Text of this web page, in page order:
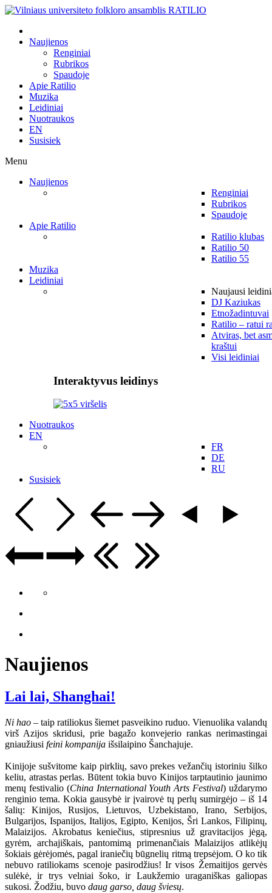
Naujienos
Renginiai
Rubrikos
Spaudoje
Apie Ratilio
Muzika
Leidiniai
Nuotraukos
EN
Susisiek
Menu
Naujienos
Renginiai
Rubrikos
Spaudoje
Apie Ratilio
Ratilio klubas
Ratilio 50
Ratilio 55
Muzika
Leidiniai
Naujausi
DJ Kaziukas
Etnožadintuvai
Ratilio – ratui
Atviras, bet
kraštui
Visi leidiniai
Interaktyvus leidinys
Nuotraukos
EN
FR
DE
RU
Susisiek
Naujienos
Lai lai, Shanghai!
Ni hao – taip ratiliokus šiemet pasveikino ruduo. Vienuolika valandų
virš Azijos skridusi, prie bagažo konvejerio rankas nerimastingai
gniaužiusi feini kompanija išsilaipino Šanchajuje.
Kinijoje sušvitome kaip pirklių, savo prekes vežančių istoriniu šilko
keliu, atrastas perlas. Būtent tokia buvo Kinijos tarptautinio jaunimo
menų festivalio (China International Youth Arts Festival) uždarymo
renginio tema. Kokia gausybė ir įvairovė tų perlų sumirgėjo – iš 14
šalių: Kinijos, Rusijos, Lietuvos, Uzbekistano, Irano, Serbijos,
Bulgarijos, Ispanijos, Italijos, Egipto, Kenijos, Šri Lankos, Filipinų,
Malaizijos. Akrobatus keniečius, stipresnius už gravitacijos jėgą,
gyrėm, archajiškais, pantomimą primenančiais Malaizijos atlikėjų
šokiais gėrėjomės, pagal iraniečių būgnelių ritmą trepsėjom. O ko tik
nebuvo ratiliokams scenoje pasirodžius! Ir visos Žemaitijos gervės
sulėkė, ir trys velniai šoko, ir Laukžemio uraganiškas galiopas
sukosi. Žodžiu, buvo daug garso, daug šviesų.